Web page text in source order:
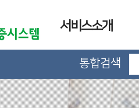
서비스소개
통합검색